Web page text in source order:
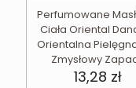
Perfumowane
Ciała Oriental
Orientalna
Zmysłowy
13,28 zł